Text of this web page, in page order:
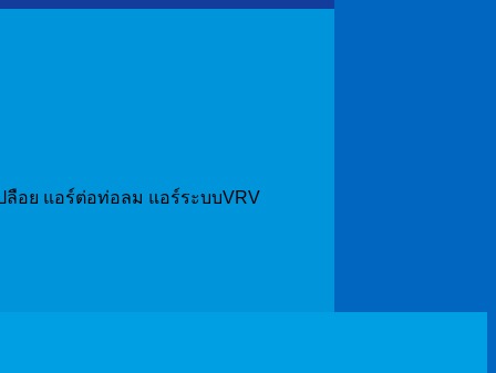
ลือย แอร์ต่อท่อลม แอร์ระบบVRV